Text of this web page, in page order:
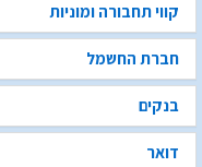
קווי תחבורה ומוניות
חברת החשמל
בנקים
דואר